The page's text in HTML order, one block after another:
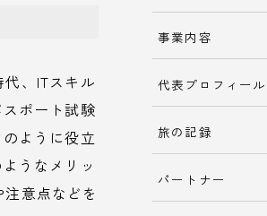
、ITスキル
ポート試験
ように役立
うなメリッ
意点などを
事業内容
代表プロフィール
旅の記録
パートナー